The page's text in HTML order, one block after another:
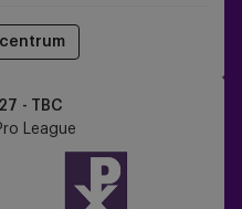
- TBC
League